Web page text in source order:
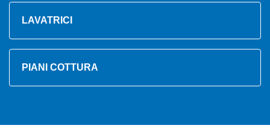
LAVATRICI
PIANI COTTURA